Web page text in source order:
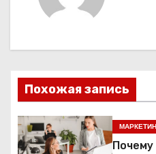
и
я
п
о
Похожая запись
Почему